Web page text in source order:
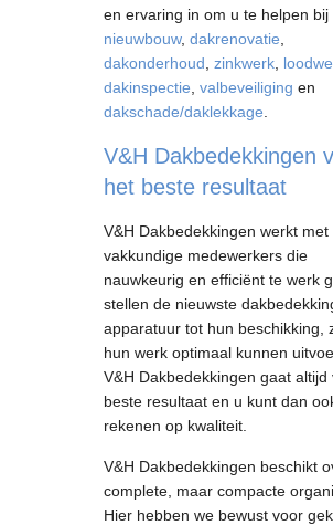
en ervaring in om u te helpen bij
nieuwbouw, dakrenovatie
dakonderhoud zinkwerk
dakinspectie valbeveiliging en
dakschade/daklekkage
V&H Dakbedekkingen
het beste resultaat
V&H Dakbedekkingen werkt met
vakkundige medewerkers die
nauwkeurig en efficiënt te werk
stellen de nieuwste
apparatuur tot hun beschikking,
hun werk optimaal kunnen
V&H Dakbedekkingen gaat altijd
beste resultaat en u kunt dan
rekenen op kwaliteit.
V&H Dakbedekkingen beschikt
complete, maar compacte
Hier hebben we bewust voor